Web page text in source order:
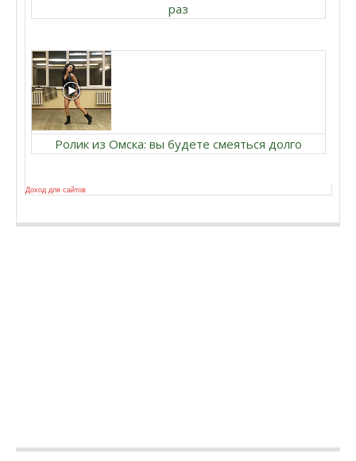
раз
Ролик из Омска: вы будете смеяться долго
Доход для сайтов